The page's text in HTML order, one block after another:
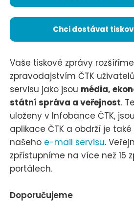
Chci dostávat
Vaše tiskové zprávy
zpravodajstvím ČTK
servisu jako jsou média,
státní správa a veřejnost.
uloženy v Infobance ČTK,
aplikace ČTK a obdrží je
našeho e-mail servisu.
zpřístupníme na více než 15
portálech.
Doporučujeme